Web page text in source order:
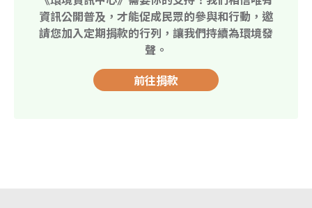
資訊公開普及，才能促成民眾的參與和行動，邀
請您加入定期捐款的行列，讓我們持續為環境發
聲。
前往捐款